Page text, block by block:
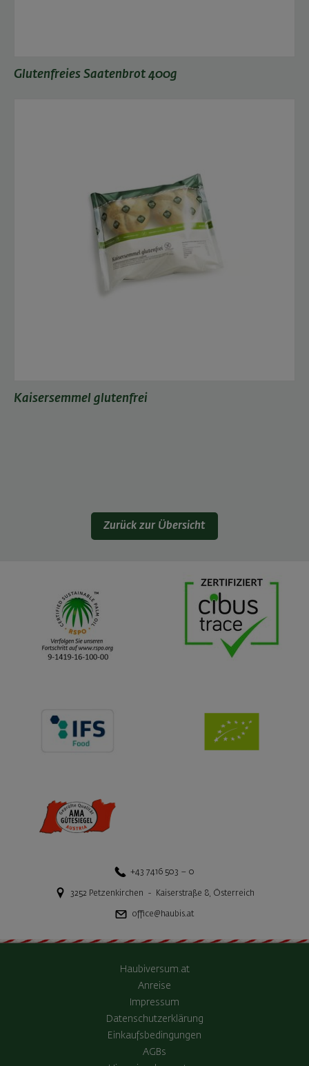
Glutenfreies Saatenbrot 400g
Kaisersemmel glutenfrei
Zurück zur Übersicht
+43 7416 503 – 0
3252 Petzenkirchen - Kaiserstraße 8, Österreich
office@haubis.at
Haubiversum.at
Anreise
Impressum
Datenschutzerklärung
Einkaufsbedingungen
AGBs